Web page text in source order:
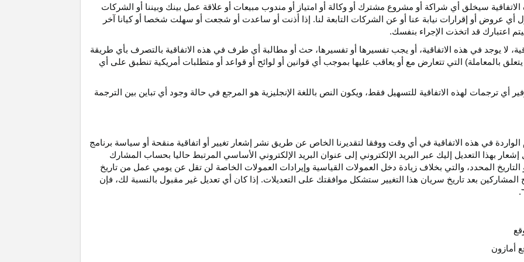
سيخلق أي شراكة أو مشروع مشترك أو وكالة أو امتياز أو مندوب مبيعات أو علاقة عمل بينك وبيننا أو الشركات
أي عروض أو إقرارات نيابة عنا أو عن الشركات التابعة لنا. إذا أذنت أو ساعدت أو شجعت أو سهلت شخصا أو كيانا آخر
اعتبارك قد اتخذت الإجراء بنفسك.
لا يوجد في هذه الاتفاقية، أو يجب تفسيرها أو تفسيرها، حث أو مطالبة أي طرف في هذه الاتفاقية بالتصرف بأي طريقة
بالمعاملة) التي تتعارض مع أو يعاقب عليها بموجب أي قوانين أو لوائح أو قواعد أو متطلبات أمريكية تنطبق على أي
أي ترجمات لهذه الاتفاقية للتسهيل فقط، ويكون النص باللغة الإنجليزية هو المرجع في حالة وجود أي تباين بين الترجمة
في هذه الاتفاقية في أي وقت ووفقا لتقديرنا الخاص عن طريق نشر إشعار تغيير أو اتفاقية منقحة أو سياسة برنامج
بهذا التعديل إليك عبر البريد الإلكتروني إلى عنوان البريد الإلكتروني الأساسي المرتبط حاليا بحساب المشارك
المحدد، والتي بخلاف زيادة دخل العمولات القياسية وإيرادات العمولات الخاصة لن تقل عن يومي عمل من تاريخ
بعد تاريخ سريان هذا التغيير ستشكل موافقتك على التعديلات. إذا كان أي تعديل غير مقبول بالنسبة لك، فإن
أمازون